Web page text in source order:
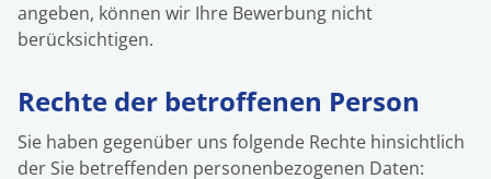
angeben, können wir Ihre Bewerbung nicht
berücksichtigen.
Rechte der betroffenen Person
Sie haben gegenüber uns folgende Rechte hinsichtlich
der Sie betreffenden personenbezogenen Daten: